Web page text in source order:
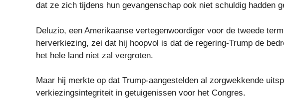
dat ze zich tijdens hun gevangenschap ook niet schuldig hadden
Deluzio, een Amerikaanse vertegenwoordiger voor de tweede
herverkiezing, zei dat hij hoopvol is dat de regering-Trump de
het hele land niet zal vergroten.
Maar hij merkte op dat Trump-aangestelden al zorgwekkende
verkiezingsintegriteit in getuigenissen voor het Congres.